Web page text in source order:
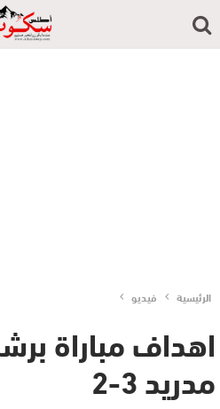
الرئيسية فيديو
اهداف مباراة
مدريد 3-2